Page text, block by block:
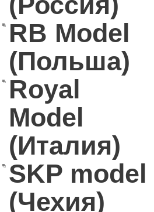
RB Model
(Польша)
Royal
Model
(Италия)
SKP model
(Чехия)